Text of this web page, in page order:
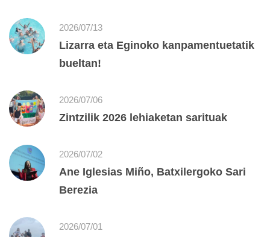
2026/07/13
Lizarra eta Eginoko kanpamentuetatik
bueltan!
2026/07/06
Zintzilik 2026 lehiaketan sarituak
2026/07/02
Ane Iglesias Miño, Batxilergoko Sari
Berezia
2026/07/01